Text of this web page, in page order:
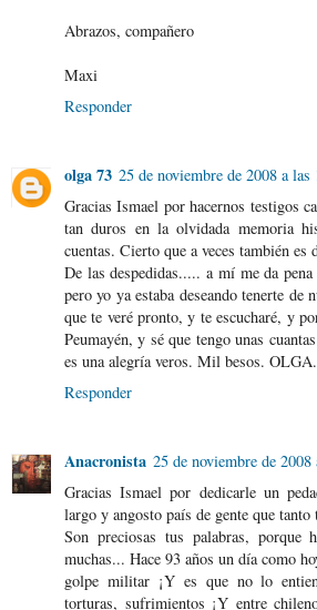
Abrazos, compañero
Maxi
Responder
olga 73 25 de noviembre de 2008 a las
Gracias Ismael por hacernos testigos
tan duros en la olvidada memoria
cuentas. Cierto que a veces también
De las despedidas..... a mí me da
pero yo ya estaba deseando tenerte de
que te veré pronto, y te escucharé, y
Peumayén, y sé que tengo unas
es una alegría veros. Mil besos. OLGA.
Responder
Anacronista 25 de noviembre de 2008
Gracias Ismael por dedicarle un
largo y angosto país de gente que tanto
Son preciosas tus palabras, porque
muchas... Hace 93 años un día como
golpe militar ¡Y es que no lo
torturas, sufrimientos ¡Y entre